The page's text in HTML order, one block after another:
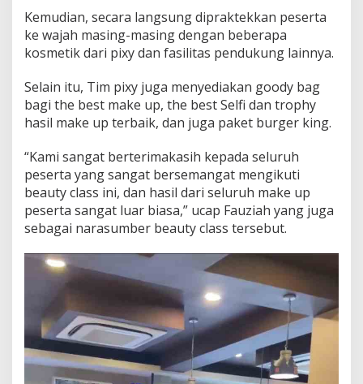
Kemudian, secara langsung dipraktekkan peserta
ke wajah masing-masing dengan beberapa
kosmetik dari pixy dan fasilitas pendukung lainnya.
Selain itu, Tim pixy juga menyediakan goody bag
bagi the best make up, the best Selfi dan trophy
hasil make up terbaik, dan juga paket burger king.
“Kami sangat berterimakasih kepada seluruh
peserta yang sangat bersemangat mengikuti
beauty class ini, dan hasil dari seluruh make up
peserta sangat luar biasa,” ucap Fauziah yang juga
sebagai narasumber beauty class tersebut.